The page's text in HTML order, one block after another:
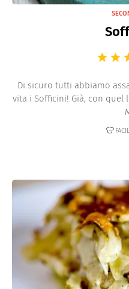
Di sicuro tutti abbiamo
vita i Sofficini! Già, con quel